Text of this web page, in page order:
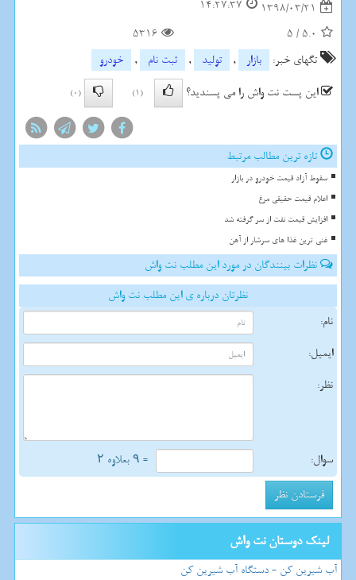
1398/03/21
14:27:37
5.0
/
5
5316
تگهای خبر:
بازار , تولید , ثبت نام ,
خودرو
این پست نت واش را می پسندید؟
(1)
(0)
تازه ترین مطالب مرتبط
سقوط آزاد قیمت خودرو در بازار
اعلام قیمت حقیقی مرغ
افزایش قیمت نفت از سر گرفته شد
غنی ترین غذا های سرشار از آهن
نظرات بینندگان در مورد این مطلب نت واش
نظرتان درباره ی این مطلب نت واش
نام:
ایمیل:
نظر:
سوال: = ۹ بعلاوه ۲
لینک دوستان نت واش
آب شیرین کن - دستگاه آب شیرین کن